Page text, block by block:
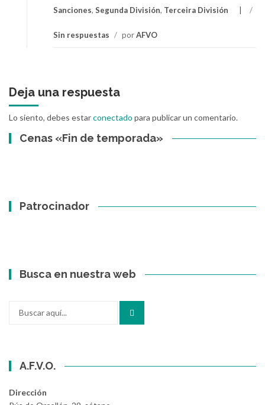
Sanciones, Segunda División, Terceira División /
Sin respuestas / porAFVO
Deja una respuesta
Lo siento, debes estarconectado para publicar un comentario.
Cenas «Fin de temporada»
Patrocinador
Busca en nuestra web
A.F.V.O.
Dirección